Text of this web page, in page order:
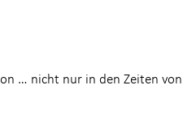
… nicht nur in den Zeiten